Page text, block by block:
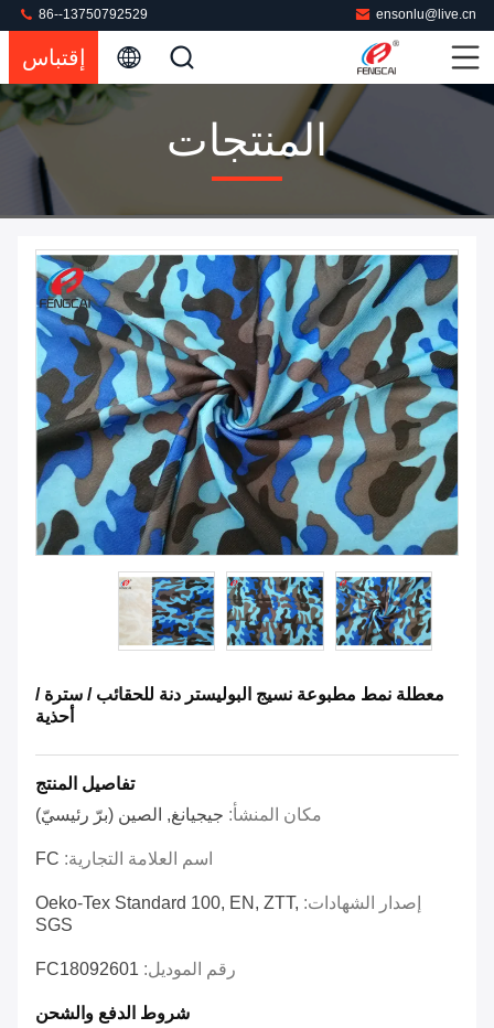
ensonlu@live.cn
86--13750792529
إقتباس
المنتجات
معطلة نمط مطبوعة نسيج البوليستر دنة للحقائب / سترة /
أحذية
تفاصيل المنتج
مكان المنشأ: جيجيانغ, الصين (برّ رئيسيّ)
اسم العلامة التجارية: FC
إصدار الشهادات: Oeko-Tex Standard 100, EN, ZTT,
SGS
رقم الموديل: FC18092601
شروط الدفع والشحن